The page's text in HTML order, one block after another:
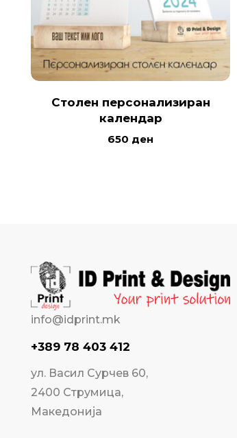
Столен персонализиран
календар
650 ден
info@idprint.mk
+389 78 403 412
ул. Васил Сурчев 60,
2400 Струмица,
Македонија